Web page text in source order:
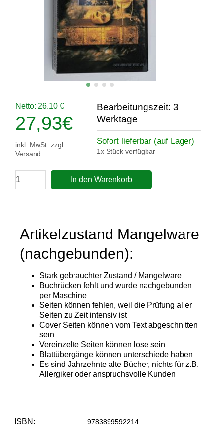
Netto: 26.10 €
27,93€
inkl. MwSt. zzgl.
Versand
In den Warenkorb
Bearbeitungszeit: 3
Werktage
Sofort lieferbar (auf Lager)
1x Stück verfügbar
ISBN: 9783899592214